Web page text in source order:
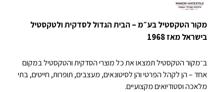
מקור הטקסטיל בע״מ – הבית הגדול לסדקית ולטקסטיל
בישראל מאז 1968
ב־מקור הטקסטיל תמצאו את כל מוצרי הסדקית והטקסטיל במקום
אחד – הן לקהל הפרטי והן לסיטונאים, מעצבים, תופרות, חייטים, בתי
מלאכה וסטודיואים מקצועיים.